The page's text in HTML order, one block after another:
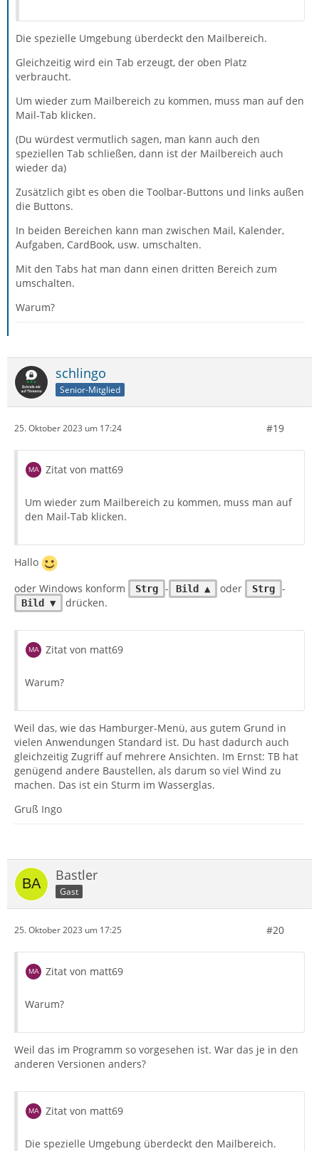
Die spezielle Umgebung überdeckt den Mailbereich.
Gleichzeitig wird ein Tab erzeugt, der oben Platz
verbraucht.
Um wieder zum Mailbereich zu kommen, muss man auf den
Mail-Tab klicken.
(Du würdest vermutlich sagen, man kann auch den
speziellen Tab schließen, dann ist der Mailbereich auch
wieder da)
Zusätzlich gibt es oben die Toolbar-Buttons und links außen
die Buttons.
In beiden Bereichen kann man zwischen Mail, Kalender,
Aufgaben, CardBook, usw. umschalten.
Mit den Tabs hat man dann einen dritten Bereich zum
umschalten.
Warum?
schlingo
Senior-Mitglied
25. Oktober 2023 um 17:24 #19
Zitat von matt69
Um wieder zum Mailbereich zu kommen, muss man auf
den Mail-Tab klicken.
Hallo
oder Windows konform
Strg - Bild ▲ oder Strg -
Bild ▼ drücken.
Zitat von matt69
Warum?
Weil das, wie das Hamburger-Menü, aus gutem Grund in
vielen Anwendungen Standard ist. Du hast dadurch auch
gleichzeitig Zugriff auf mehrere Ansichten. Im Ernst: TB hat
genügend andere Baustellen, als darum so viel Wind zu
machen. Das ist ein Sturm im Wasserglas.
Gruß Ingo
Bastler
Gast
25. Oktober 2023 um 17:25 #20
Zitat von matt69
Warum?
Weil das im Programm so vorgesehen ist. War das je in den
anderen Versionen anders?
Zitat von matt69
Die spezielle Umgebung überdeckt den Mailbereich.